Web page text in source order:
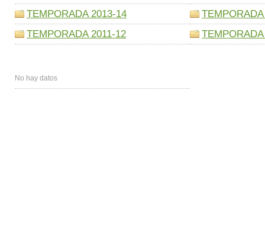
TEMPORADA 2013-14
TEMPORADA 2011-12
No hay datos